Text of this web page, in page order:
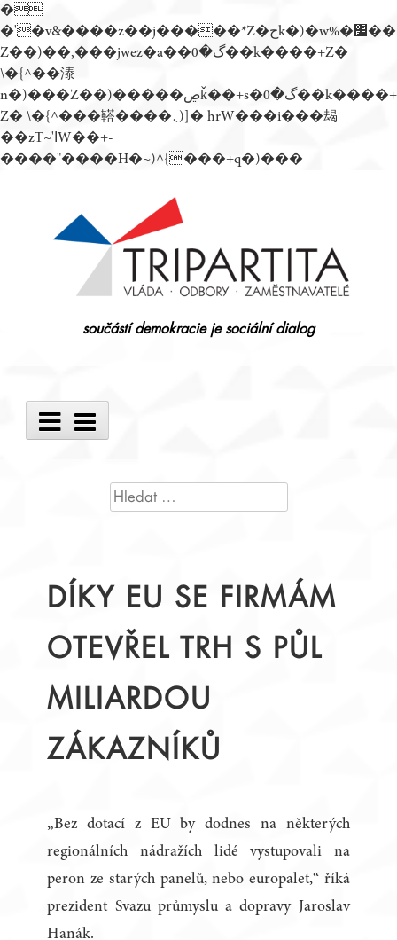
�
�'�v&����z��j�����*Z�حk�)�w%�׬��
Z��)��,���jwez�a��گ�0��k����+Z�
\�{^��溙
n�)���Z��)�����ڝǩ��+s�گ�0��k����+
Z� \�{^���鞳����܆)]� hrW���i���朅
��zƬ~'ߊW��+-
����"����H�~)^{���+q�)���
součástí demokracie je sociální dialog
Main
Menu
VYHLEDÁVÁNÍ
DÍKY EU SE FIRMÁM
OTEVŘEL TRH S PŮL
MILIARDOU
ZÁKAZNÍKŮ
„Bez dotací z EU by dodnes na některých
regionálních nádražích lidé vystupovali na
peron ze starých panelů, nebo europalet,“ říká
prezident Svazu průmyslu a dopravy Jaroslav
Hanák.